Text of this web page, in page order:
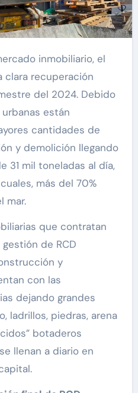
clara recuperación
del 2024. Debido
están
cantidades de
y demolición llegando
31 mil toneladas al día,
más del 70%
mar.
que contratan
de RCD
y
con las
dejando grandes
ladrillos, piedras, arena
botaderos
llenan a diario en